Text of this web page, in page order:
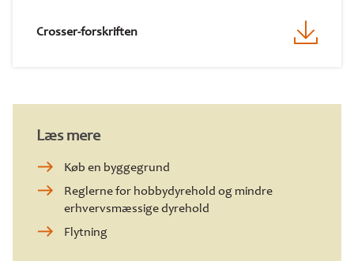
Crosser-forskriften
Læs mere
Køb en byggegrund
Reglerne for hobbydyrehold og mindre
erhvervsmæssige dyrehold
Flytning